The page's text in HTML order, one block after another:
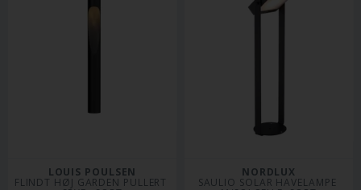
LOUIS POULSEN
FLINDT HØJ GARDEN PULLERT
NORDLUX
SAULIO SOLAR HAVELAMPE